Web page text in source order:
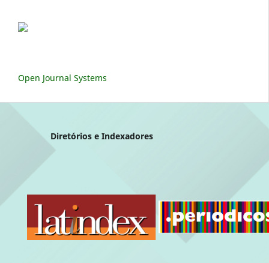
Open Journal Systems
Diretórios e Indexadores